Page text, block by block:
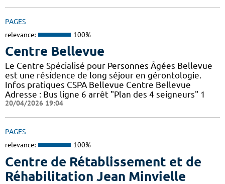
PAGES
relevance: 100%
Centre Bellevue
Le Centre Spécialisé pour Personnes Âgées Bellevue
est une résidence de long séjour en gérontologie.
Infos pratiques CSPA Bellevue Centre Bellevue
Adresse : Bus ligne 6 arrêt "Plan des 4 seigneurs" 1
20/04/2026 19:04
PAGES
relevance: 100%
Centre de Rétablissement et de
Réhabilitation Jean Minvielle